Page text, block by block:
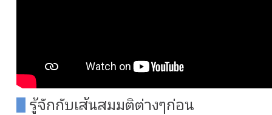
รู้จักกับเส้นสมมติต่างๆก่อน